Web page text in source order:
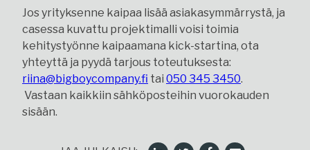
Jos yrityksenne kaipaa lisää asiakasymmärrystä, ja
casessa kuvattu projektimalli voisi toimia
kehitystyönne kaipaamana kick-startina, ota
yhteyttä ja pyydä tarjous toteutuksesta:
riina@bigboycompany.fi tai 050 345 3450.
Vastaan kaikkiin sähköposteihin vuorokauden
sisään.